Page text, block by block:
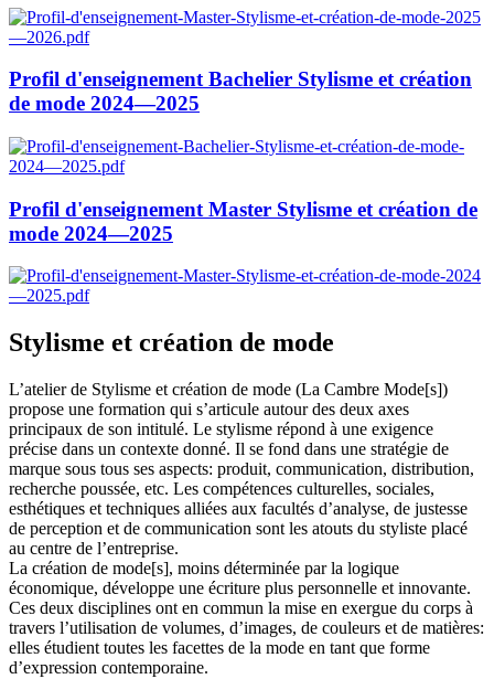
Profil d'enseignement Bachelier Stylisme et création
de mode 2024—2025
Profil d'enseignement Master Stylisme et création de
mode 2024—2025
Stylisme et création de mode
L’atelier de Stylisme et création de mode (La Cambre Mode[s])
propose une formation qui s’articule autour des deux axes
principaux de son intitulé. Le stylisme répond à une exigence
précise dans un contexte donné. Il se fond dans une stratégie de
marque sous tous ses aspects: produit, communication, distribution,
recherche poussée, etc. Les compétences culturelles, sociales,
esthétiques et techniques alliées aux facultés d’analyse, de justesse
de perception et de communication sont les atouts du styliste placé
au centre de l’entreprise.
La création de mode[s], moins déterminée par la logique
économique, développe une écriture plus personnelle et innovante.
Ces deux disciplines ont en commun la mise en exergue du corps à
travers l’utilisation de volumes, d’images, de couleurs et de matières:
elles étudient toutes les facettes de la mode en tant que forme
d’expression contemporaine.